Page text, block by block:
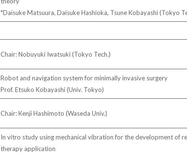
*Daisuke Matsuura, Daisuke Hashioka, Tsune Kobayashi (Tokyo
Chair: Nobuyuki Iwatsuki (Tokyo Tech.)
Robot and navigation system for minimally invasive surgery
Prof. Etsuko Kobayashi (Univ. Tokyo)
Chair: Kenji Hashimoto (Waseda Univ.)
In vitro study using mechanical vibration for the development of
therapy application